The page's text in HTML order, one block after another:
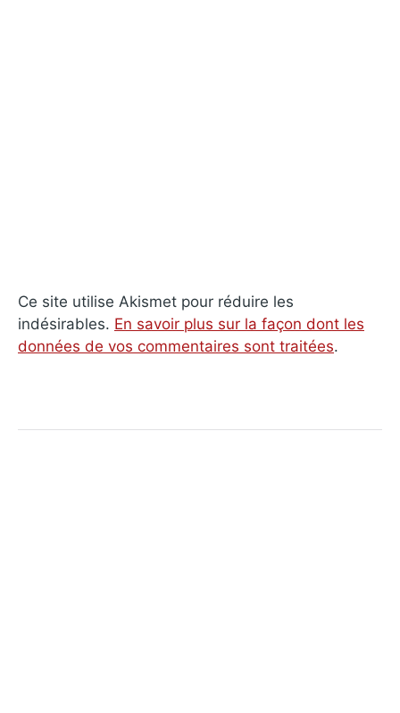
Ce site utilise Akismet pour réduire les
indésirables. En savoir plus sur la façon dont les
données de vos commentaires sont traitées.